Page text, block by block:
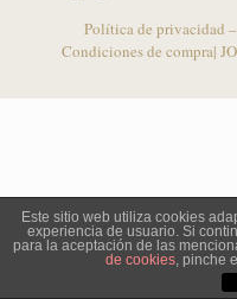
Política de privacidad
Condiciones de compra|
Este sitio web utiliza cookies
experiencia de usuario. Si
para la aceptación de las
de cookies, pinche